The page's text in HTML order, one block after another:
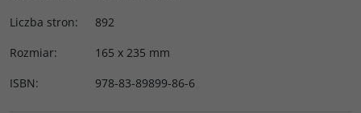
Liczba stron:
892
Rozmiar:
165 x 235 mm
ISBN: 978-83-89899-86-6